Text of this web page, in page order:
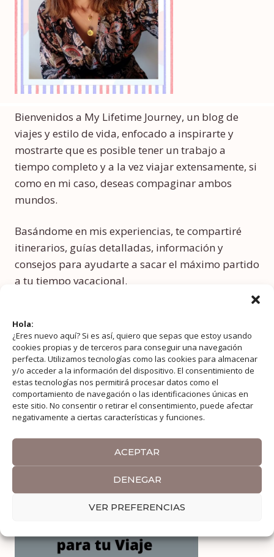
Hola:
¿Eres nuevo aquí? Si es así, quiero que sepas que estoy usando
cookies propias y de terceros para conseguir una navegación
perfecta. Utilizamos tecnologías como las cookies para almacenar
y/o acceder a la información del dispositivo. El consentimiento de
estas tecnologías nos permitirá procesar datos como el
comportamiento de navegación o las identificaciones únicas en
este sitio. No consentir o retirar el consentimiento, puede afectar
negativamente a ciertas características y funciones.
ACEPTAR
DENEGAR
VER PREFERENCIAS
Bienvenidos a My Lifetime Journey, un blog de
viajes y estilo de vida, enfocado a inspirarte y
mostrarte que es posible tener un trabajo a
tiempo completo y a la vez viajar extensamente, si
como en mi caso, deseas compaginar ambos
mundos.
Basándome en mis experiencias, te compartiré
itinerarios, guías detalladas, información y
consejos para ayudarte a sacar el máximo partido
a tu tiempo vacacional.
Buscar: